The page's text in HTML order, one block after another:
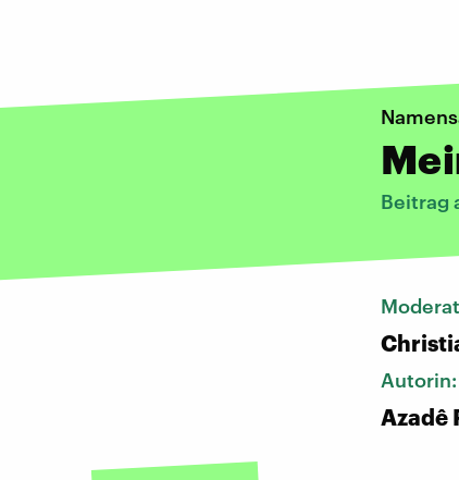
Beitrag
Autorin:
Azadê